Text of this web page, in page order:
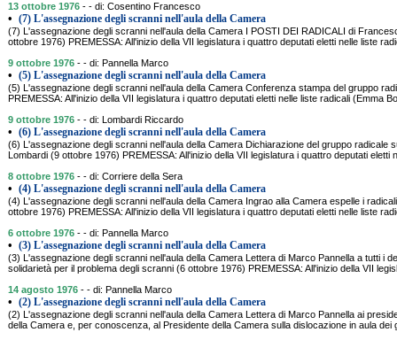
13 ottobre 1976 - - di: Cosentino Francesco
• (7) L'assegnazione degli scranni nell'aula della Camera
(7) L'assegnazione degli scranni nell'aula della Camera I POSTI DEI RADICALI di
ottobre 1976) PREMESSA: All'inizio della VII legislatura i quattro deputati eletti nelle liste
9 ottobre 1976 - - di: Pannella Marco
• (5) L'assegnazione degli scranni nell'aula della Camera
(5) L'assegnazione degli scranni nell'aula della Camera Conferenza stampa del gruppo
PREMESSA: All'inizio della VII legislatura i quattro deputati eletti nelle liste radicali (Emma
9 ottobre 1976 - - di: Lombardi Riccardo
• (6) L'assegnazione degli scranni nell'aula della Camera
(6) L'assegnazione degli scranni nell'aula della Camera Dichiarazione del gruppo radicale
Lombardi (9 ottobre 1976) PREMESSA: All'inizio della VII legislatura i quattro deputati eletti
8 ottobre 1976 - - di: Corriere della Sera
• (4) L'assegnazione degli scranni nell'aula della Camera
(4) L'assegnazione degli scranni nell'aula della Camera Ingrao alla Camera espelle i
ottobre 1976) PREMESSA: All'inizio della VII legislatura i quattro deputati eletti nelle liste
6 ottobre 1976 - - di: Pannella Marco
• (3) L'assegnazione degli scranni nell'aula della Camera
(3) L'assegnazione degli scranni nell'aula della Camera Lettera di Marco Pannella a tutti i
solidarietà per il problema degli scranni (6 ottobre 1976) PREMESSA: All'inizio della VII
14 agosto 1976 - - di: Pannella Marco
• (2) L'assegnazione degli scranni nell'aula della Camera
(2) L'assegnazione degli scranni nell'aula della Camera Lettera di Marco Pannella ai
della Camera e, per conoscenza, al Presidente della Camera sulla dislocazione in aula dei